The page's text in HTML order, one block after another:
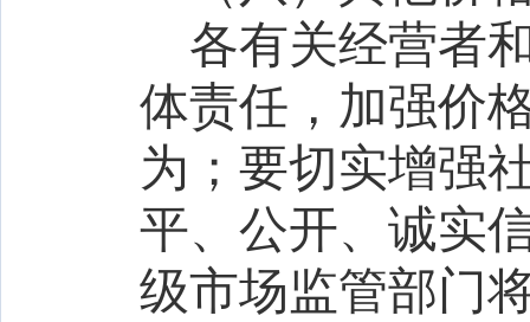
各有关经营者
体责任，加强价
为；要切实增强
平、公开、诚实
级市场监管部门